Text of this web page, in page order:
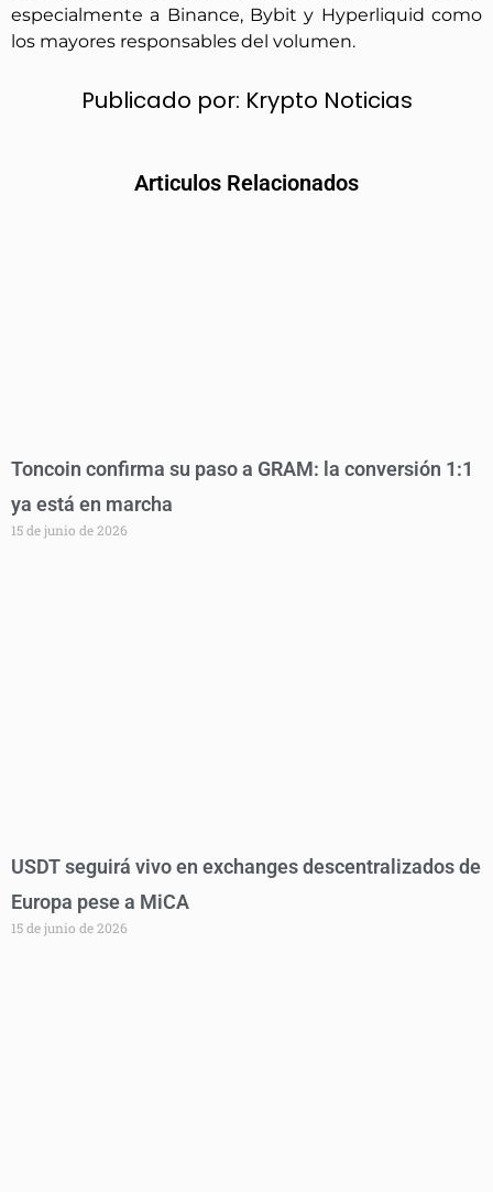
especialmente a Binance, Bybit y Hyperliquid como
los mayores responsables del volumen.
Publicado por: Krypto Noticias
Articulos Relacionados
Toncoin confirma su paso a GRAM: la conversión 1:1
ya está en marcha
15 de junio de 2026
USDT seguirá vivo en exchanges descentralizados de
Europa pese a MiCA
15 de junio de 2026